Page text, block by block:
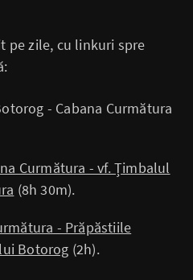
pe zile, cu linkuri spre
- Cabana Curmătura
Curmătura - vf. Țimbalul
(8h 30m).
- Prăpăstiile
Botorog (2h).